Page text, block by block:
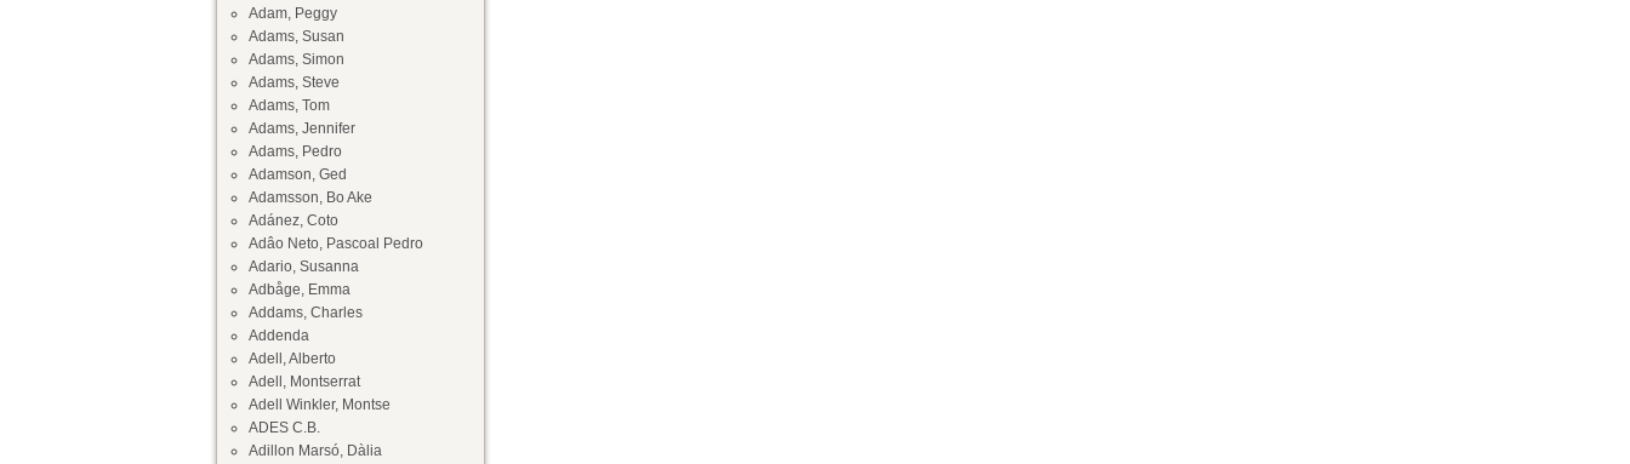
Adam, Peggy
Adams, Susan
Adams, Simon
Adams, Steve
Adams, Tom
Adams, Jennifer
Adams, Pedro
Adamson, Ged
Adamsson, Bo Ake
Adánez, Coto
Adâo Neto, Pascoal Pedro
Adario, Susanna
Adbåge, Emma
Addams, Charles
Addenda
Adell, Alberto
Adell, Montserrat
Adell Winkler, Montse
ADES C.B.
Adillon Marsó, Dàlia